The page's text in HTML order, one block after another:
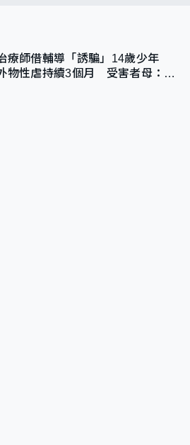
療師借輔導「誘騙」14歲少年
性虐持續3個月 受害者母：要